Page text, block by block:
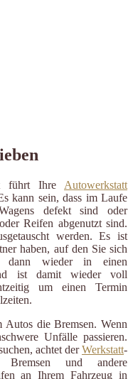
führt Ihre Autowerkstatt
kann sein, dass im Laufe
defekt sind oder
Reifen abgenutzt sind.
werden. Es ist
haben, auf den Sie sich
dann wieder in einen
ist damit wieder voll
um einen Termin
Autos die Bremsen. Wenn
Unfälle passieren.
achtet derWerkstatt-
und andere
an Ihrem Fahrzeug in